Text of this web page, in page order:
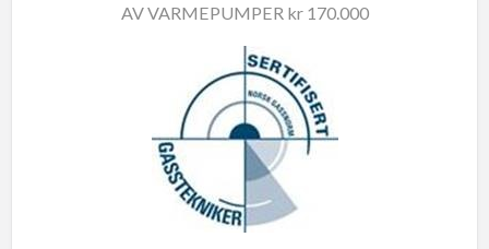
AV VARMEPUMPER kr 170.000